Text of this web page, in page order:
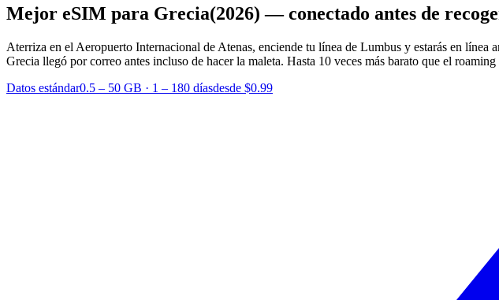
Mejor eSIM para Grecia(2026) — conectado antes de
Aterriza en el Aeropuerto Internacional de Atenas, enciende tu línea de Lumbus y estarás en
Grecia llegó por correo antes incluso de hacer la maleta. Hasta 10 veces más barato que el
Datos estándar0.5 – 50 GB · 1 – 180 díasdesde $0.99